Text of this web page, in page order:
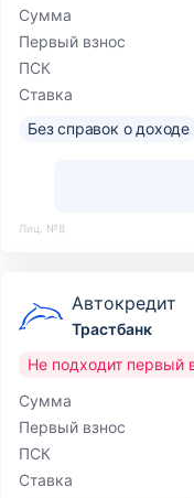
Сумма
Первый взнос
ПСК
Ставка
Без справок о доходе
Лиц. №8
Автокредит
Трастбанк
Сумма
Первый взнос
ПСК
Ставка
Не подходит первый